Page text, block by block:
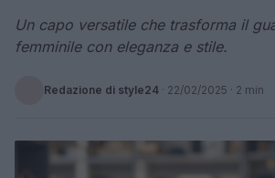
Un capo versatile che trasforma il
femminile con eleganza e stile.
Redazione di style24 · 22/02/2025 · 2 min